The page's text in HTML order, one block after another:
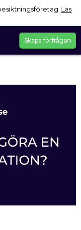
Läs
Skapa förfrågan